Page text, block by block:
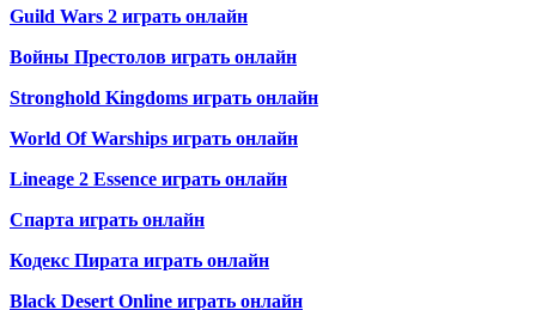
Guild Wars 2 играть онлайн
Войны Престолов играть онлайн
Stronghold Kingdoms играть онлайн
World Of Warships играть онлайн
Lineage 2 Essence играть онлайн
Спарта играть онлайн
Кодекс Пирата играть онлайн
Black Desert Online играть онлайн